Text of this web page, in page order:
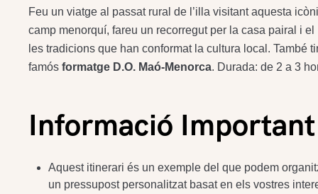
Feu un viatge al passat rural de l’illa visitant aquesta
camp menorquí, fareu un recorregut per la casa pairal i
les tradicions que han conformat la cultura local. També
famós formatge D.O. Maó-Menorca. Durada: de 2 a 3
Informació Important
Aquest itinerari és un exemple del que podem
un pressupost personalitzat basat en els vostres